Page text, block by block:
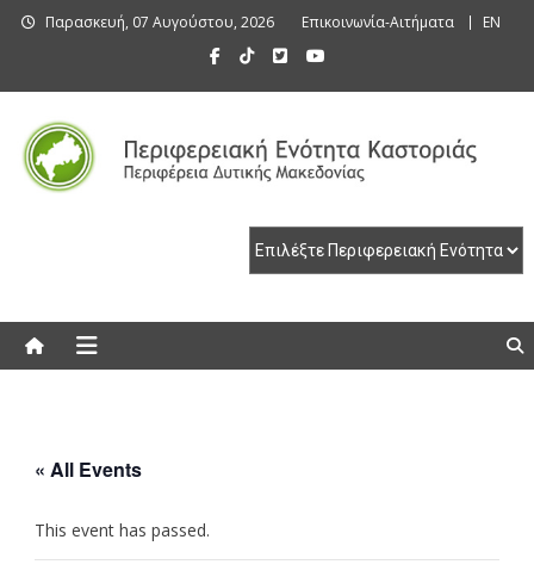
Skip
Παρασκευή, 07 Αυγούστου, 2026 Επικοινωνία-Αιτήματα EN
« All Events
This event has passed.